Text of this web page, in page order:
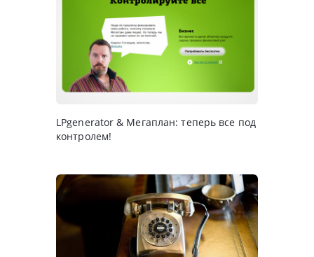
LPgenerator & Мегаплан: теперь все под
контролем!